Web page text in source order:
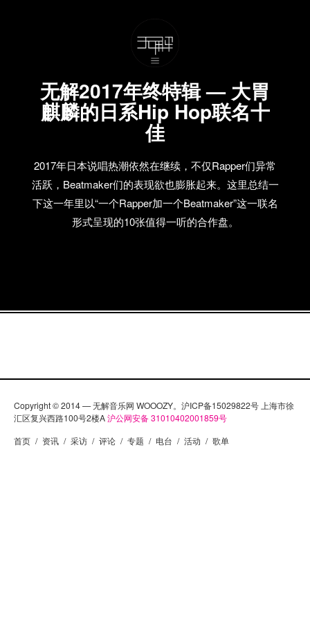
无解2017年终特辑 — 大胃
麒麟的日系Hip Hop联名十
佳
2017年日本说唱热潮依然在继续，不仅Rapper们异常
活跃，Beatmaker们的表现欲也膨胀起来。这里总结一
下这一年里以“一个Rapper加一个Beatmaker”这一联名
形式呈现的10张值得一听的合作盘。
Copyright © 2014 — 无解音乐网 WOOOZY。沪ICP备15029822号 上海市徐
汇区复兴西路100号2楼A沪公网安备 31010402001859号
首页 / 资讯 / 采访 / 评论 / 专题 / 电台 / 活动 / 歌单